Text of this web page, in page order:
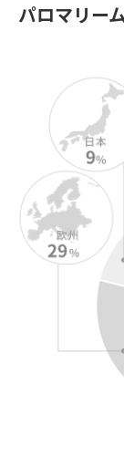
パロマリー